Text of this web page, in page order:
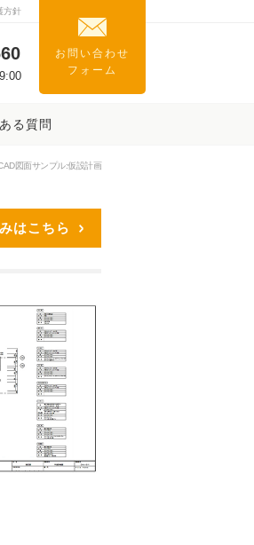
方針
お問い合わせ
フォーム
る質問
図面サンプル:仮設計画
はこちら